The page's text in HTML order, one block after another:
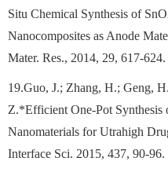
Situ Chemical Synthesis of
Nanocomposites as Anode
Mater. Res., 2014, 29, 617-624.
19.Guo, J.; Zhang, H.; Geng,
Z.*Efficient One-Pot
Nanomaterials for Utrahigh
Interface Sci. 2015, 437, 90-96.